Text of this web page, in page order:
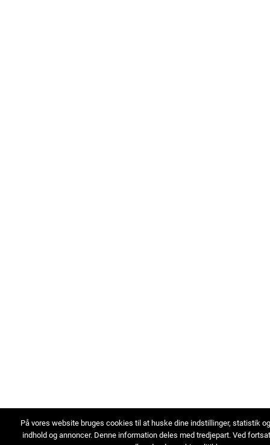
På vores website bruges cookies til at huske dine indstillinger, statistik
indhold og annoncer. Denne information deles med tredjepart. Ved